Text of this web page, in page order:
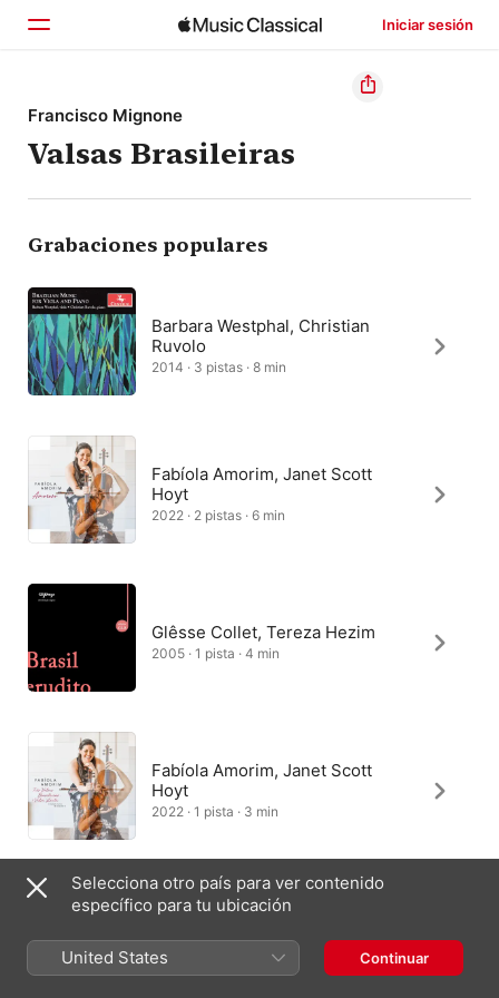
Iniciar sesión
Inicio
Explorar
Buscar
Francisco Mignone
Valsas Brasileiras
Grabaciones populares
Barbara Westphal, Christian
Ruvolo
2014 · 3 pistas · 8 min
Fabíola Amorim, Janet Scott
Hoyt
2022 · 2 pistas · 6 min
Glêsse Collet, Tereza Hezim
2005 · 1 pista · 4 min
Fabíola Amorim, Janet Scott
Hoyt
2022 · 1 pista · 3 min
España English (UK)
Selecciona otro país para ver contenido
específico para tu ubicación
United States Continuar